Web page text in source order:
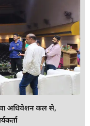
अधिवेशन कल से,